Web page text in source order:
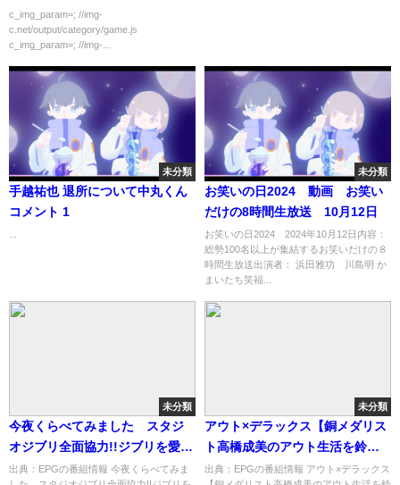
た！」
c_img_param=; //img-
c.net/output/category/game.js
c_img_param=; //img-...
未分類
手越祐也 退所について中丸くん
コメント 1
未分類
お笑いの日2024 動画 お笑い
だけの8時間生放送 10月12日
お笑いの日2024 2024年10月12日内容：
総勢100名以上が集結するお笑いだけの８
時間生放送出演者： 浜田雅功 川島明 か
まいたち笑福...
未分類
今夜くらべてみました スタジ
オジブリ全面協力!!ジブリを愛し
すぎる女たち[字]…の番組内容解
出典：EPGの番組情報 今夜くらべてみま
未分類
アウト×デラックス【銅メダリス
ト高橋成美のアウト生活を鈴木
明子がタレコミ！】[字]…の番組
出典：EPGの番組情報 アウト×デラックス